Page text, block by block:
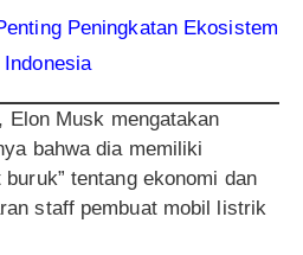
Peningkatan Ekosistem
Elon Musk mengatakan
bahwa dia memiliki
tentang ekonomi dan
staff pembuat mobil listrik